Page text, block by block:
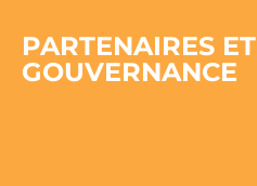
PARTENAIRES ET
GOUVERNANCE